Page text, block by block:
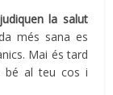
la salut
més sana es
Mai és tard
bé al teu cos i